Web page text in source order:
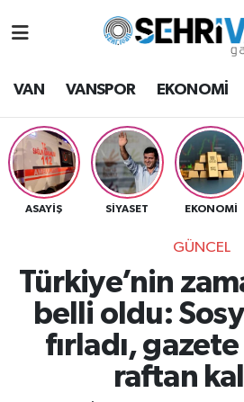
VAN VANSPOR EKONOMİ
ASAYİŞ SİYASET EKONOMİ
GÜNCEL
Türkiye’nin
belli oldu:
fırladı,
raftan
Van Hava Durumu
VAN Namaz Vakitleri
Van Trafik Yoğunluk Haritası
Süper Lig Puan Durumu ve
Tüm Manşetler
Son Dakika Haberleri
Haber Arşivi